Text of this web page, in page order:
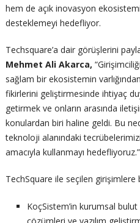
hem de açık inovasyon
desteklemeyi hedefliyor.
Techsquare’a dair görüşlerini
Mehmet Ali Akarca,
sağlam bir ekosistemin
fikirlerini geliştirmesinde ihtiyaç
getirmek ve onların arasında
konulardan biri haline geldi. Bu
teknoloji alanındaki
amacıyla kullanmayı
TechSquare ile seçilen girişimlere
KoçSistem’in kurumsal